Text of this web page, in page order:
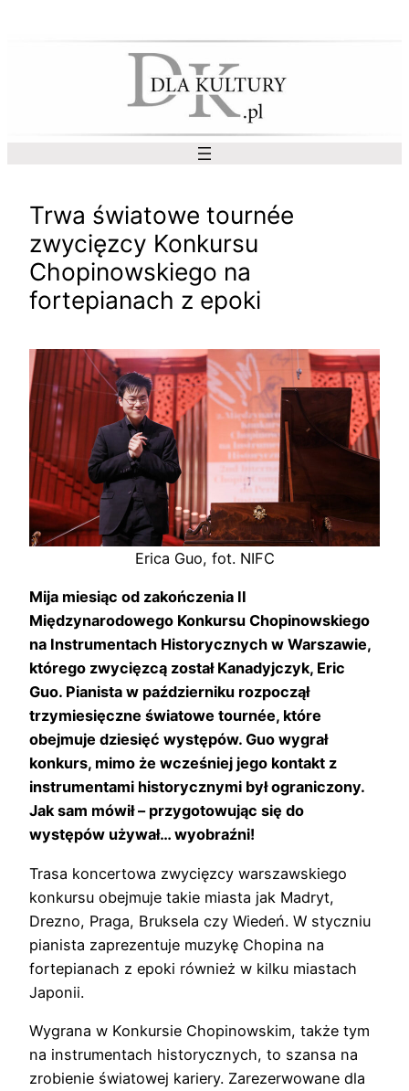
Trwa światowe tournée
zwycięzcy Konkursu
Chopinowskiego na
fortepianach z epoki
Erica Guo, fot. NIFC
Mija miesiąc od zakończenia II
Międzynarodowego Konkursu Chopinowskiego
na Instrumentach Historycznych w Warszawie,
którego zwycięzcą został Kanadyjczyk, Eric
Guo. Pianista w październiku rozpoczął
trzymiesięczne światowe tournée, które
obejmuje dziesięć występów. Guo wygrał
konkurs, mimo że wcześniej jego kontakt z
instrumentami historycznymi był ograniczony.
Jak sam mówił – przygotowując się do
występów używał… wyobraźni!
Trasa koncertowa zwycięzcy warszawskiego
konkursu obejmuje takie miasta jak Madryt,
Drezno, Praga, Bruksela czy Wiedeń. W styczniu
pianista zaprezentuje muzykę Chopina na
fortepianach z epoki również w kilku miastach
Japonii.
Wygrana w Konkursie Chopinowskim, także tym
na instrumentach historycznych, to szansa na
zrobienie światowej kariery. Zarezerwowane dla